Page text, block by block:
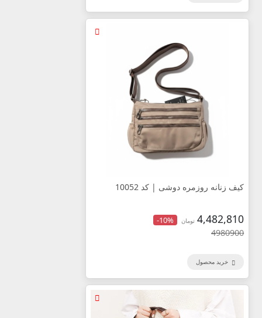
کیف زنانه روزمره دوشی | کد 10052
4,482,810 تومان -10%
4980900
خرید محصول